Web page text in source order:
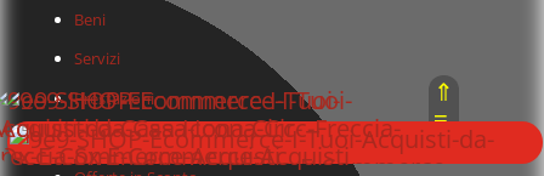
Beni
Servizi
Prestazioni
Offerte Amazon
⇑
≡
⇓